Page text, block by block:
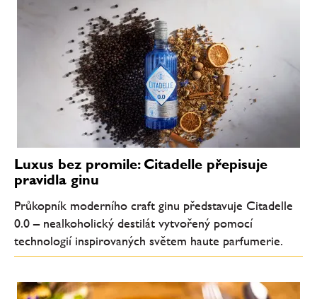
Luxus bez promile: Citadelle přepisuje
pravidla ginu
Průkopník moderního craft ginu představuje Citadelle
0.0 – nealkoholický destilát vytvořený pomocí
technologií inspirovaných světem haute parfumerie.